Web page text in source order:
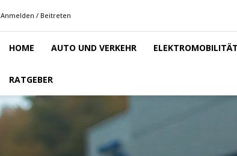
Anmelden / Beitreten
HOME AUTO UND VERKEHR ELEKTROMOBILITÄT
RATGEBER